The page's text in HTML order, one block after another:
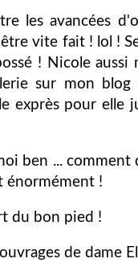
les avancées
vite fait ! lol !
! Nicole aussi
sur mon
exprès pour elle
ben ... comment
énormément !
du bon pied !
de dame